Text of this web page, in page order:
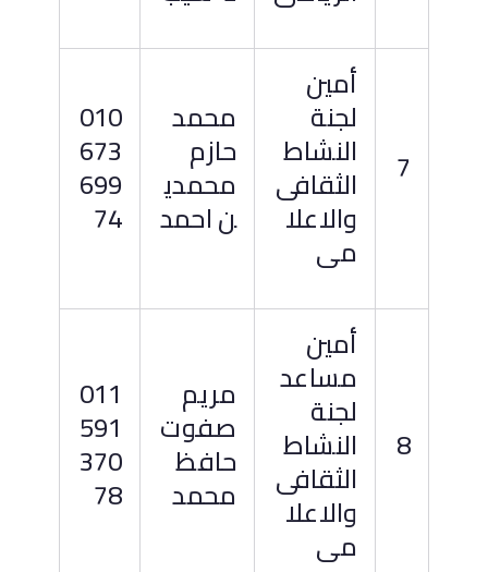
7
أمين
لجنة
النشاط
الثقافى
والاعلا
مى
محمد
حازم
محمدي
ن احمد
010
673
699
74
8
أمين
مساعد
لجنة
النشاط
الثقافى
والاعلا
مى
مريم
صفوت
حافظ
محمد
011
591
370
78